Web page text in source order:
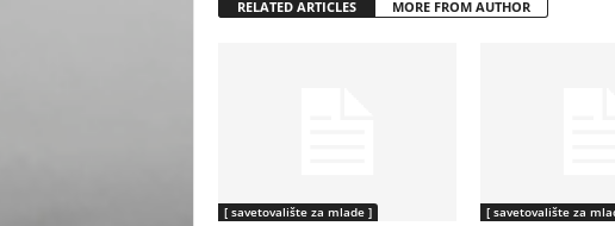
RELATED ARTICLES MORE FROM AUTHOR
[ savetovalište za mlade ] [ savetovalište za